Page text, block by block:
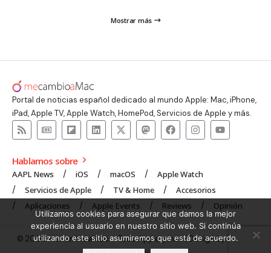
Mostrar más
Portal de noticias español dedicado al mundo Apple: Mac, iPhone,
iPad, Apple TV, Apple Watch, HomePod, Servicios de Apple y más.
Hablamos sobre
AAPL News iOS macOS
Apple Watch
Servicios de Apple
TV & Home
Accesorios
Aplicaciones
Apple Events Reviews Opinión
© 2008 mecambioaMac – Todo Apple y más | Design byUNXON
Utilizamos cookies para asegurar que damos la mejor
experiencia al usuario en nuestro sitio web. Si continúa
utilizando este sitio asumiremos que está de acuerdo.